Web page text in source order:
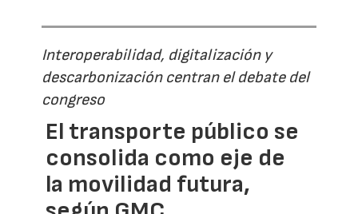
Interoperabilidad, digitalización y
descarbonización centran el debate del
congreso
El transporte público se
consolida como eje de
la movilidad futura,